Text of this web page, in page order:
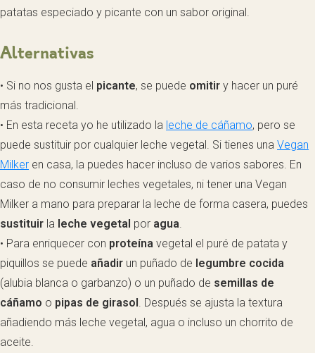
patatas especiado y picante con un sabor original.
Alternativas
• Si no nos gusta el picante, se puede omitir y hacer un puré
más tradicional.
• En esta receta yo he utilizado la leche de cáñamo, pero se
puede sustituir por cualquier leche vegetal. Si tienes una Vegan
Milker en casa, la puedes hacer incluso de varios sabores. En
caso de no consumir leches vegetales, ni tener una Vegan
Milker a mano para preparar la leche de forma casera, puedes
sustituir la leche vegetal por agua.
• Para enriquecer con proteína vegetal el puré de patata y
piquillos se puede añadir un puñado de legumbre cocida
(alubia blanca o garbanzo) o un puñado de semillas de
cáñamo o pipas de girasol. Después se ajusta la textura
añadiendo más leche vegetal, agua o incluso un chorrito de
aceite.